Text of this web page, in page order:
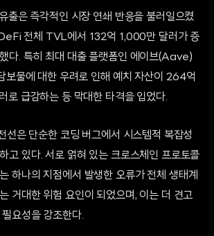
출은 즉각적인 시장 연쇄 반응을 불러일으켰
전체 TVL에서 132억 1,000만 달러가 증
다. 특히 최대 대출 플랫폼인 에이브(Aave)
물에 대한 우려로 인해 예치 자산이 264억
로 급감하는 등 막대한 타격을 입었다.
선은 단순한 코딩 버그에서 시스템적 복잡성
고 있다. 서로 얽혀 있는 크로스체인 프로토콜
하나의 지점에서 발생한 오류가 전체 생태계
거대한 위험 요인이 되었으며, 이는 더 견고
요성을 강조한다.